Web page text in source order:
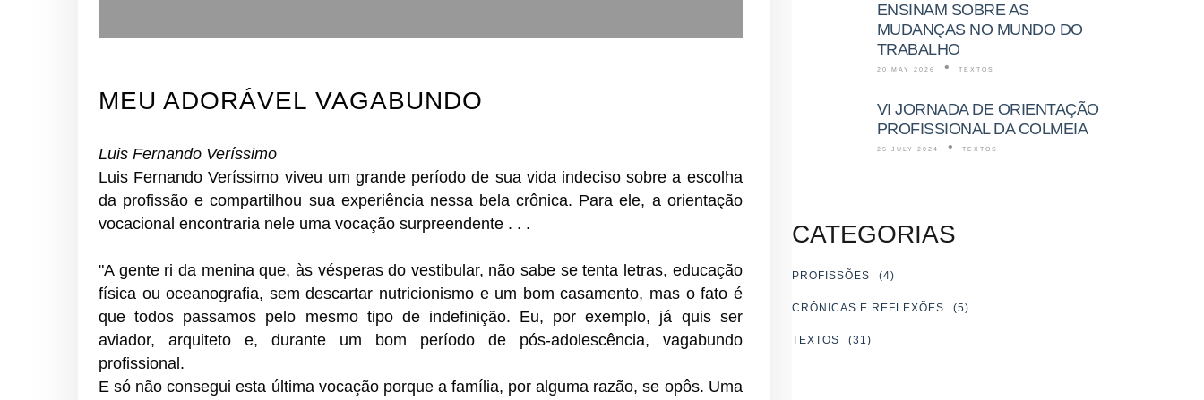
MEU ADORÁVEL VAGABUNDO
Luis Fernando Veríssimo
Luis Fernando Veríssimo viveu um grande período de sua vida indeciso sobre a escolha
da profissão e compartilhou sua experiência nessa bela crônica. Para ele, a orientação
vocacional encontraria nele uma vocação surpreendente . . .
"A gente ri da menina que, às vésperas do vestibular, não sabe se tenta letras, educação
física ou oceanografia, sem descartar nutricionismo e um bom casamento, mas o fato é
que todos passamos pelo mesmo tipo de indefinição. Eu, por exemplo, já quis ser
aviador, arquiteto e, durante um bom período de pós-adolescência, vagabundo
profissional.
E só não consegui esta última vocação porque a família, por alguma razão, se opôs. Uma
ENSINAM SOBRE AS
MUDANÇAS NO MUNDO DO
TRABALHO
20 MAY 2026 TEXTOS
VI JORNADA DE ORIENTAÇÃO
PROFISSIONAL DA COLMEIA
25 JULY 2024 TEXTOS
CATEGORIAS
PROFISSÕES (4)
CRÔNICAS E REFLEXÕES (5)
TEXTOS (31)